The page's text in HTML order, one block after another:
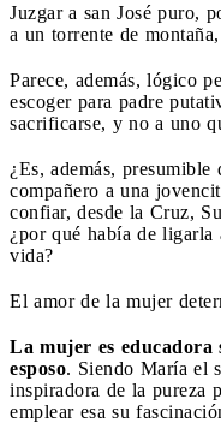
Juzgar a san José puro,
a un torrente de
Parece, además, lógico
escoger para padre
sacrificarse, y no a uno
¿Es, además,
compañero a una
confiar, desde la Cruz,
¿por qué había de
vida?
El amor de la mujer
La mujer es educadora
esposo. Siendo María el
inspiradora de la pureza
emplear esa su